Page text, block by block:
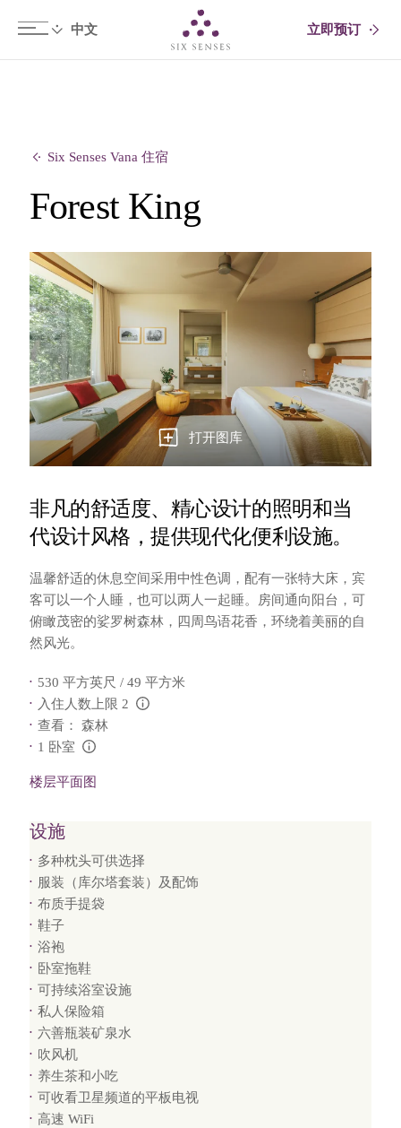
立即预订
Six Senses Vana 住宿
Forest King
打开图库
非凡的舒适度、精心设计的照明和当
代设计风格，提供现代化便利设施。
温馨舒适的休息空间采用中性色调，配有一张特大床，宾
客可以一个人睡，也可以两人一起睡。房间通向阳台，可
俯瞰茂密的娑罗树森林，四周鸟语花香，环绕着美丽的自
然风光。
530 平方英尺 / 49 平方米
入住人数上限 2
查看： 森林
1 卧室
楼层平面图
设施
多种枕头可供选择
服装（库尔塔套装）及配饰
布质手提袋
鞋子
浴袍
卧室拖鞋
可持续浴室设施
私人保险箱
六善瓶装矿泉水
吹风机
养生茶和小吃
可收看卫星频道的平板电视
高速 WiFi